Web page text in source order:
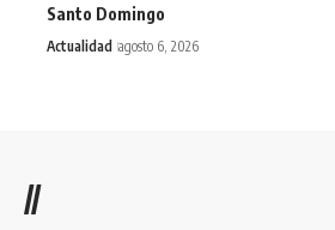
Santo Domingo
Actualidad agosto 6, 2026
//